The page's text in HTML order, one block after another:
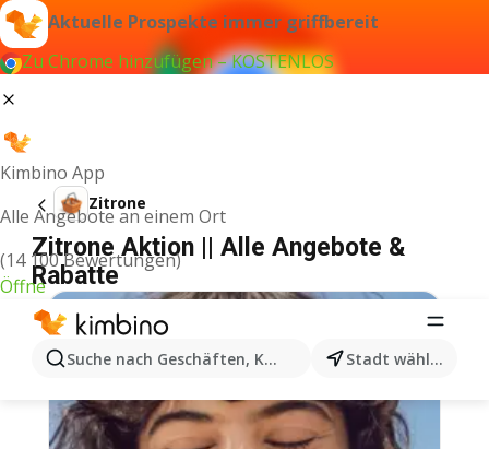
Aktuelle Prospekte immer griffbereit
Zu Chrome hinzufügen – KOSTENLOS
Kimbino App
Alle Angebote an einem Ort
(14 100 Bewertungen)
Öffne
Suche nach Geschäften, Kategorien, Produkten...
Stadt wählen
Zitrone
Zitrone Aktion || Alle Angebote &
Rabatte